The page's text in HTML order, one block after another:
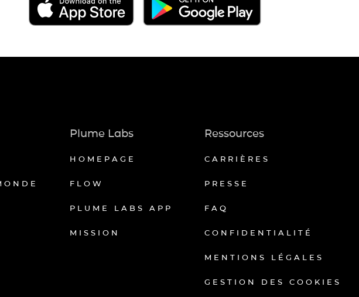
Plume Labs
HOMEPAGE
FLOW
PLUME LABS APP
MISSION
Ressources
CARRIÈRES
PRESSE
FAQ
CONFIDENTIALITÉ
MENTIONS LÉGALES
GESTION DES COOKIES